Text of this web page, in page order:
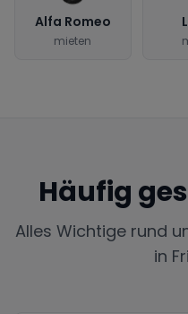
Alfa Romeo
mieten
Häufig
Alles Wichtige rund
in